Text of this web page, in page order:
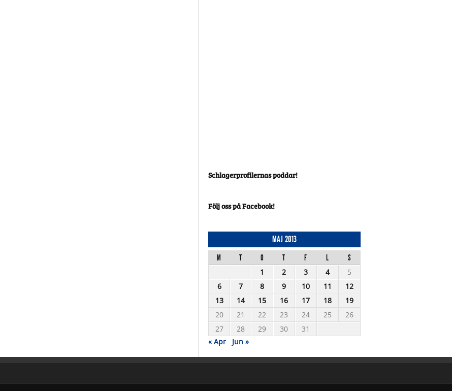
Schlagerprofilernas poddar!
Följ oss på Facebook!
MAJ 2013
M T O T F L
S
1
2 3 4
5
6
7 8 9 10 11
12
13
14 15 16 17 18
19
20
21 22 23 24 25
26
27
28 29 30
31
« Apr
Jun »